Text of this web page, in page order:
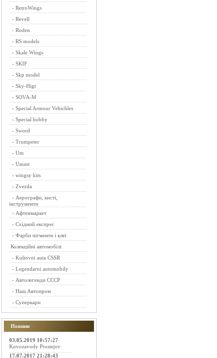
- RetroWings
- Revell
- Roden
- RS models
- Skale Wings
- SKIF
- Skp model
- Sky-Higt
- SOVA-M
- Special Armour Vehichles
- Special hobby
- Sword
- Trumpeter
- Um
- Ummt
- wingsy kits
- Zvezda
- Аерографи, кисті,
інструменти
- Афтенмаркет
- Східний експрес
- Фарби пігменти і клеї
Колекційні автомобілі
- Kultovni auta CSSR
- Legendarni automobily
- Автолегенди СССР
- Наш Автопром
- Суперкари
Новини
03.05.2019 10:57:27
Kovozavody Prostejov
17.07.2017 21:28:43